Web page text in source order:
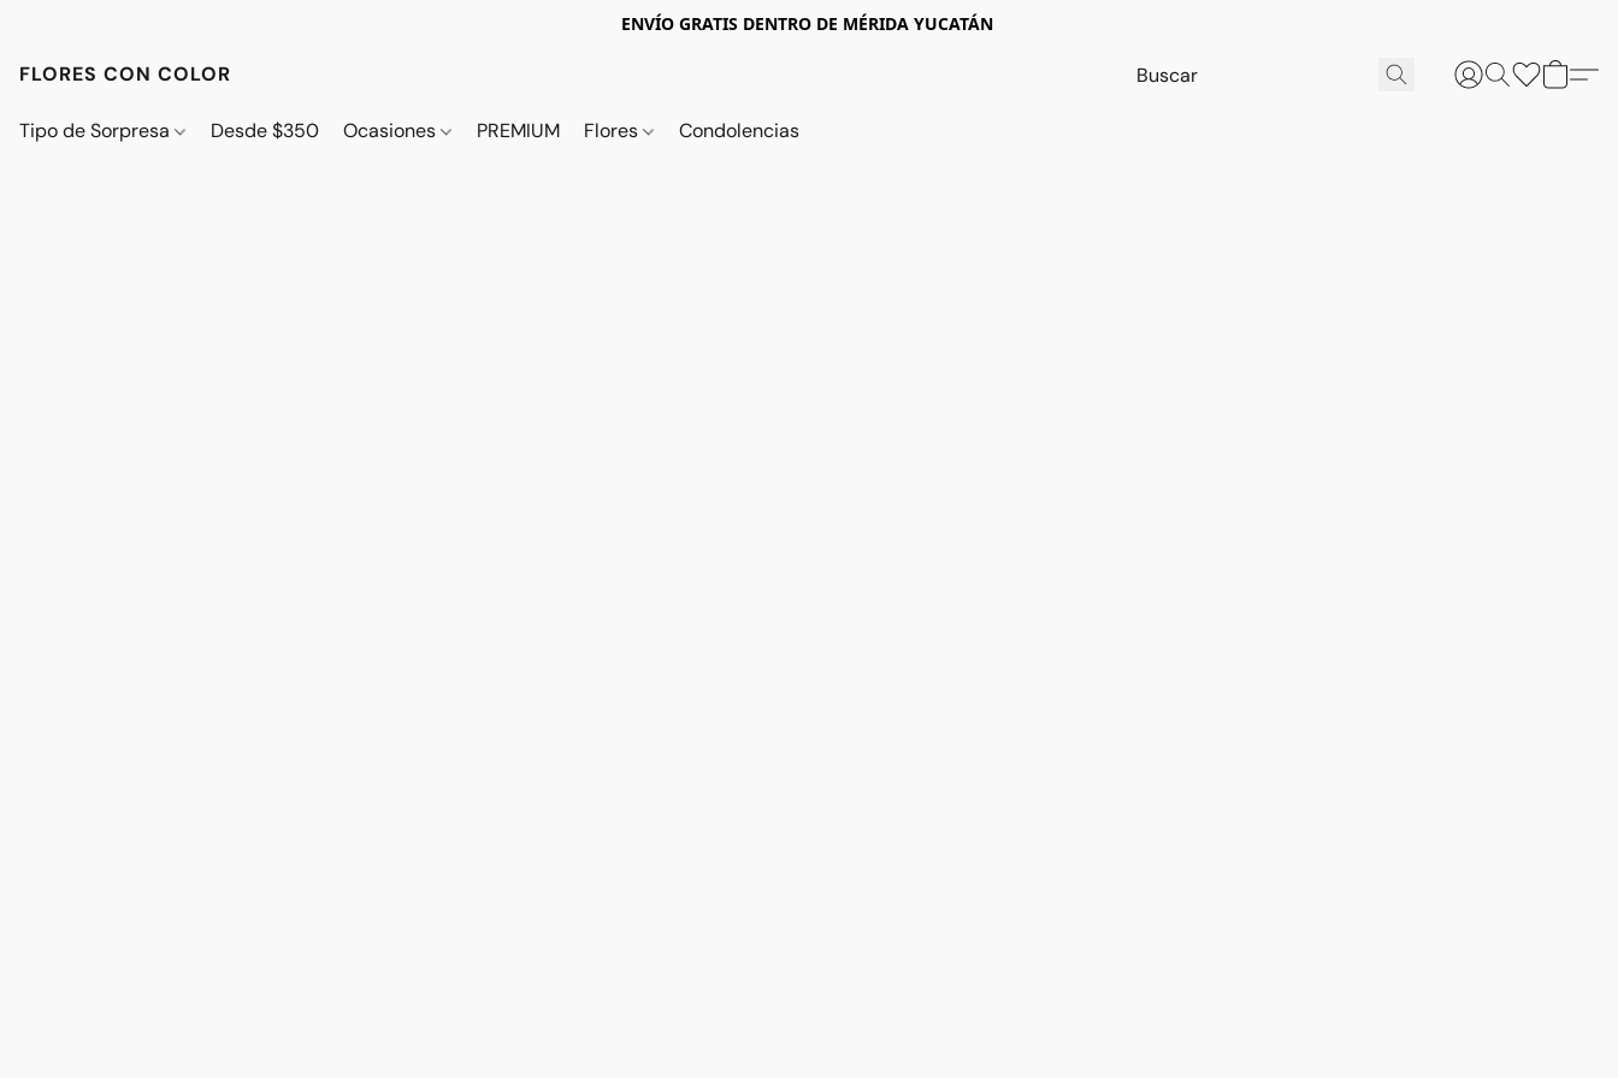
ENVÍO GRATIS DENTRO DE MÉRIDA YUCATÁN
FLORES CON COLOR
Tipo de Sorpresa Desde $350 Ocasiones PREMIUM Flores Condolencias